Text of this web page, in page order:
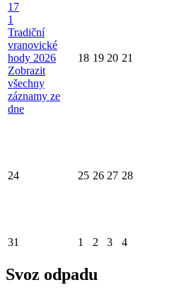
17
1
Tradiční
vranovické
hody 2026
Zobrazit
všechny
záznamy ze
dne
18 19 20 21
24 25 26 27 28
31 1 2 3 4
Svoz odpadu